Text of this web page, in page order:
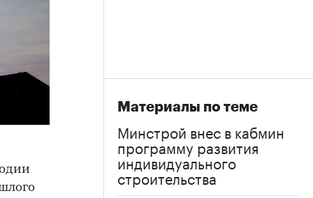
Материалы по теме
Минстрой внес в кабмин
программу развития
индивидуального
строительства